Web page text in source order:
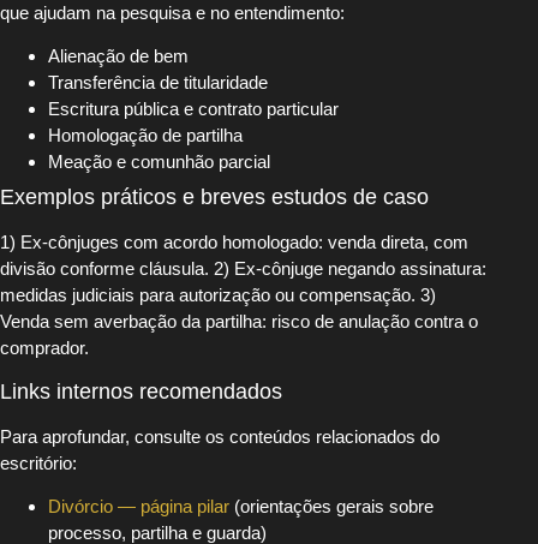
que ajudam na pesquisa e no entendimento:
Alienação de bem
Transferência de titularidade
Escritura pública e contrato particular
Homologação de partilha
Meação e comunhão parcial
Exemplos práticos e breves estudos de caso
1) Ex-cônjuges com acordo homologado: venda direta, com
divisão conforme cláusula. 2) Ex-cônjuge negando assinatura:
medidas judiciais para autorização ou compensação. 3)
Venda sem averbação da partilha: risco de anulação contra o
comprador.
Links internos recomendados
Para aprofundar, consulte os conteúdos relacionados do
escritório:
Divórcio — página pilar (orientações gerais sobre
processo, partilha e guarda)